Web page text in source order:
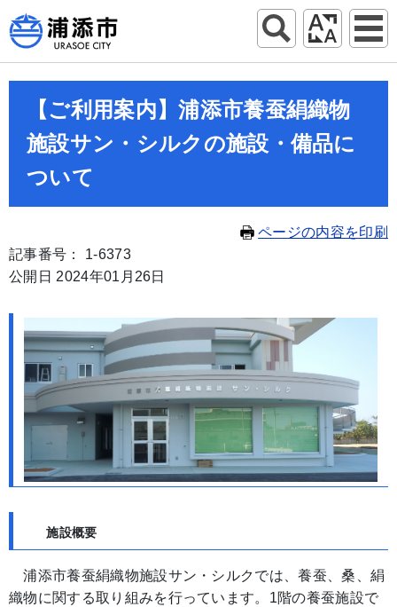
【ご利用案内】浦添市養蚕絹織物
施設サン・シルクの施設・備品に
ついて
ページの内容を印刷
記事番号： 1-6373
公開日 2024年01月26日
施設概要
浦添市養蚕絹織物施設サン・シルクでは、養蚕、桑、絹
織物に関する取り組みを行っています。1階の養蚕施設で